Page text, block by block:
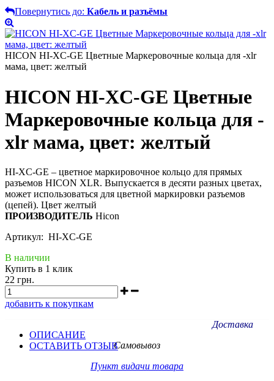
Повернутись до: Кабель и разъёмы
HICON HI-XC-GE Цветные Маркеровочные кольца для -xlr
мама, цвет: желтый
HICON HI-XC-GE Цветные
Маркеровочные кольца для -
xlr мама, цвет: желтый
HI-XC-GE – цветное маркировочное кольцо для прямых
разъемов HICON XLR. Выпускается в десяти разных цветах,
может использоваться для цветной маркировки разъемов
(цепей). Цвет желтый
ПРОИЗВОДИТЕЛЬ Hicon
Артикул: HI-XC-GE
В наличии
Купить в 1 клик
22 грн.
добавить к покупкам
Доставка
Самовывоз
Пункт видачи товара
ОПИСАНИЕ
ОСТАВИТЬ ОТЗЫВ